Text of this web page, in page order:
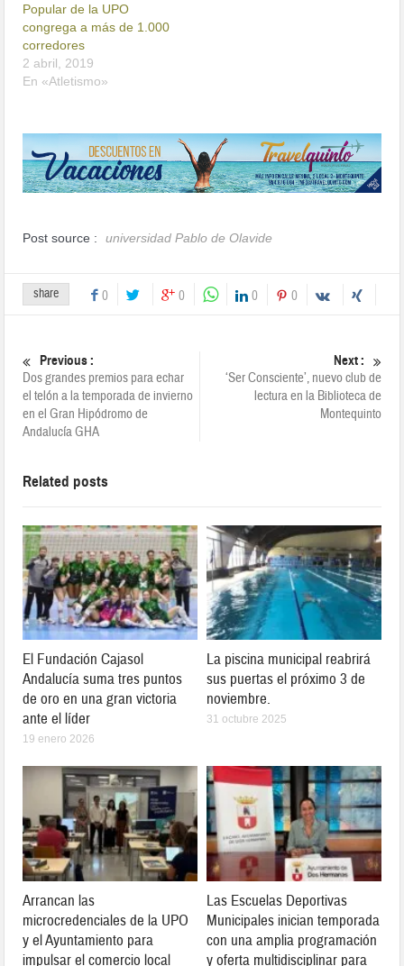
Popular de la UPO
congrega a más de 1.000
corredores
2 abril, 2019
En «Atletismo»
Post source : universidad Pablo de Olavide
share 0 0 0 0
Previous :
Dos grandes premios para echar
el telón a la temporada de invierno
en el Gran Hipódromo de
Andalucía GHA
Next :
‘Ser Consciente’, nuevo club de
lectura en la Biblioteca de
Montequinto
Related posts
El Fundación Cajasol
Andalucía suma tres puntos
de oro en una gran victoria
ante el líder
19 enero 2026
La piscina municipal reabrirá
sus puertas el próximo 3 de
noviembre.
31 octubre 2025
Arrancan las
microcredenciales de la UPO
y el Ayuntamiento para
impulsar el comercio local
Las Escuelas Deportivas
Municipales inician temporada
con una amplia programación
y oferta multidisciplinar para